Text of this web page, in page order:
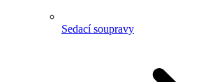
Sedací soupravy